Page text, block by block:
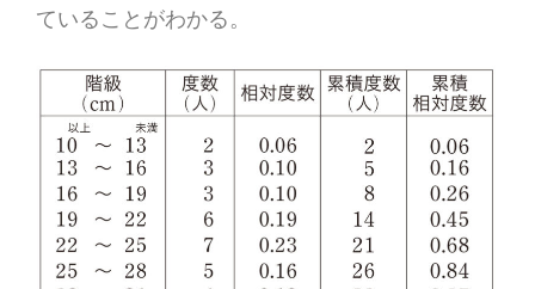
ていることがわかる。